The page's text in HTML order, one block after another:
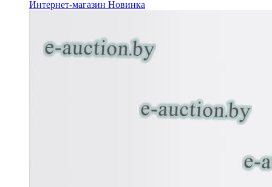
Интернет-магазин Новинка